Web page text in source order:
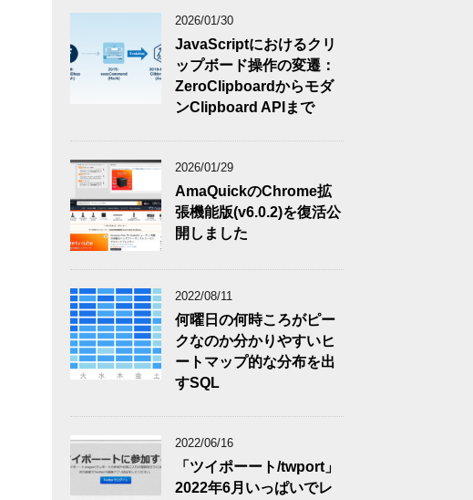
2026/01/30
JavaScriptにおけるクリ
ップボード操作の変遷：
ZeroClipboardからモダ
ンClipboard APIまで
2026/01/29
AmaQuickのChrome拡
張機能版(v6.0.2)を復活公
開しました
2022/08/11
何曜日の何時ころがピー
クなのか分かりやすいヒ
ートマップ的な分布を出
すSQL
2022/06/16
「ツイポーート/twport」
2022年6月いっぱいでレ